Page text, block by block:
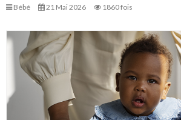
Bébé 21 Mai 2026 1860 fois